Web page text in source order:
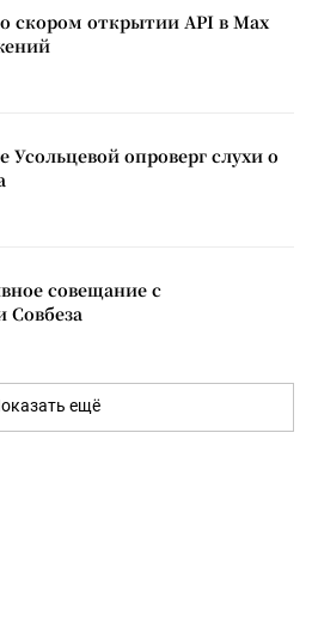
скором открытии API в Max
опроверг слухи о
совещание с
ещё